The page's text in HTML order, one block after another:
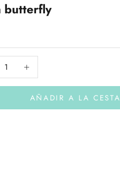
butterfly
oferta
cantidadAumentar cantidad
AÑADIR A LA CESTA